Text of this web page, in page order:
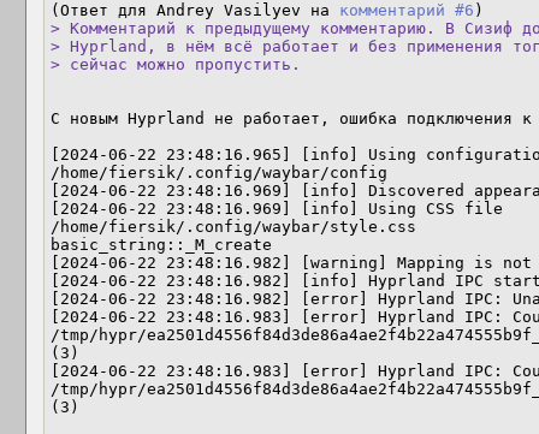
(Ответ для Andrey Vasilyev на комментарий #6
> Комментарий к предыдущему комментарию. В Сизиф
> Hyprland, в нём всё работает и без применения
> сейчас можно пропустить.
С новым Hyprland не работает, ошибка подключения к
[2024-06-22 23:48:16.965] [info] Using
/home/fiersik/.config/waybar/config
[2024-06-22 23:48:16.969] [info] Discovered
[2024-06-22 23:48:16.969] [info] Using CSS file
/home/fiersik/.config/waybar/style.css
basic_string::_M_create
[2024-06-22 23:48:16.982] [warning] Mapping is
[2024-06-22 23:48:16.982] [info] Hyprland IPC
[2024-06-22 23:48:16.982] [error] Hyprland IPC:
[2024-06-22 23:48:16.983] [error] Hyprland IPC:
/tmp/hypr/
(3)
[2024-06-22 23:48:16.983] [error] Hyprland IPC:
/tmp/hypr/
(3)